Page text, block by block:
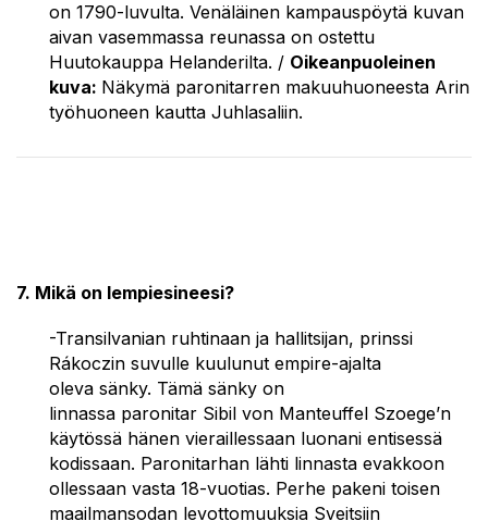
on 1790-luvulta. Venäläinen kampauspöytä kuvan
aivan vasemmassa reunassa on ostettu
Huutokauppa Helanderilta. / Oikeanpuoleinen
kuva: Näkymä paronitarren makuuhuoneesta Arin
työhuoneen kautta Juhlasaliin.
7. Mikä on lempiesineesi?
-Transilvanian ruhtinaan ja hallitsijan, prinssi
Rákoczin suvulle kuulunut empire-ajalta
oleva sänky. Tämä sänky on
linnassa paronitar Sibil von Manteuffel Szoege’n
käytössä hänen vieraillessaan luonani entisessä
kodissaan. Paronitarhan lähti linnasta evakkoon
ollessaan vasta 18-vuotias. Perhe pakeni toisen
maailmansodan levottomuuksia Sveitsiin